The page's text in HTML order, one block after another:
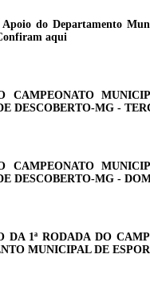
do Departamento
aqui
CAMPEONATO
DESCOBERTO-MG -
CAMPEONATO
DESCOBERTO-MG -
DA 1ª RODADA DO
MUNICIPAL DE